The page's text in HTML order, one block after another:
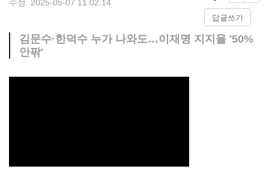
수정: 2025-05-07 11:02:14
답글쓰기
김문수·한덕수 누가 나와도…이재명 지지율 '50%
안팎'